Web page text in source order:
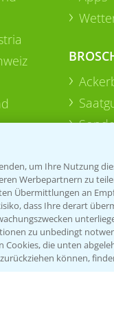
um Ihre Nutzung
Werbepartnern zu
Übermittlungen an
dass Ihre derart
zu unbedingt
die unten
können,